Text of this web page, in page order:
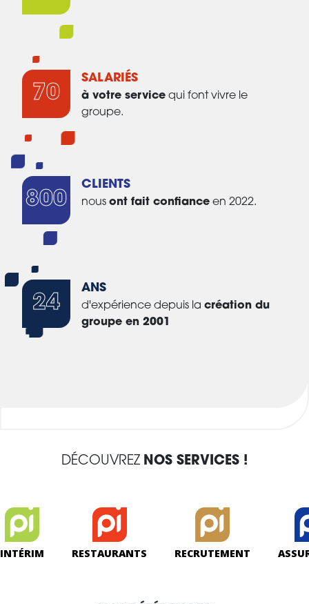
70
SALARIÉS
à votre service qui font vivre le
groupe.
800
CLIENTS
nous ont fait confiance en 2022.
24
ANS
d'expérience depuis la création du
groupe en 2001
DÉCOUVREZ NOS SERVICES !
INTÉRIM RESTAURANTS RECRUTEMENT